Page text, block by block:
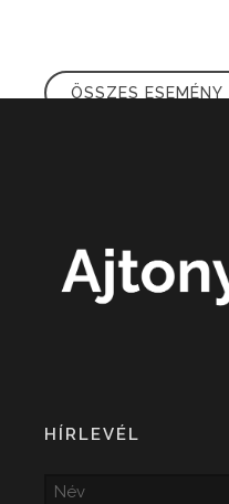
ÖSSZES ESEMÉNY
HÍRLEVÉL